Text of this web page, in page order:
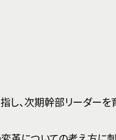
し、次期幹部リーダーを